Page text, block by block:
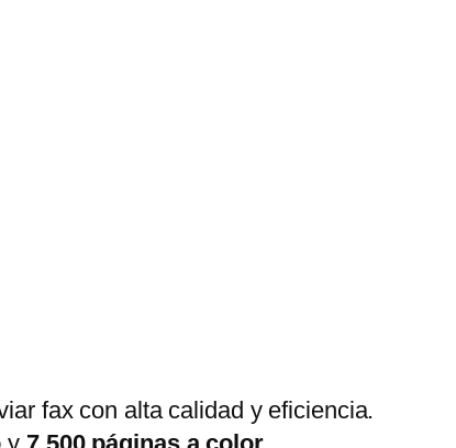
fax con alta calidad y eficiencia.